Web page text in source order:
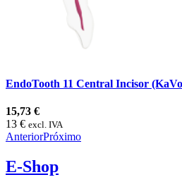
EndoTooth 11 Central Incisor
15,73 €
13 € excl. IVA
AnteriorPróximo
E-Shop